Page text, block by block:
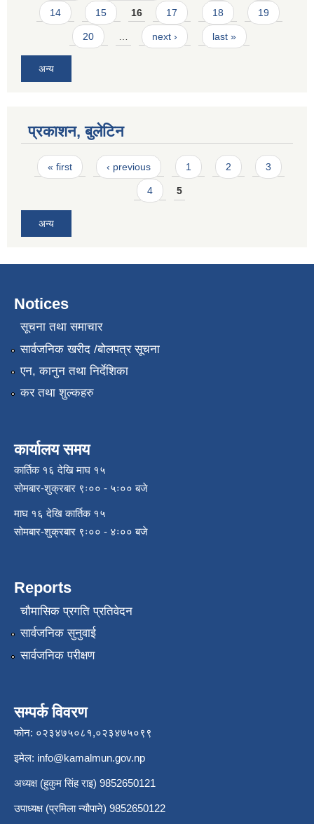
14 15 16 17 18 19
20 next › last »
अन्य
प्रकाशन, बुलेटिन
Pages
« first ‹ previous 1 2 3
4 5
अन्य
Notices
सूचना तथा समाचार
सार्वजनिक खरीद /बोलपत्र सूचना
एन, कानुन तथा निर्देशिका
कर तथा शुल्कहरु
कार्यालय समय
कार्तिक १६ देखि माघ १५
सोमबार-शुक्रबार ९ः०० - ५ः०० बजे
माघ १६ देखि कार्तिक १५
सोमबार-शुक्रबार ९ः०० - ४ः०० बजे
Reports
चौमासिक प्रगति प्रतिवेदन
सार्वजनिक सुनुवाई
सार्वजनिक परीक्षण
सम्पर्क विवरण
फोन: ०२३४७५०८१,०२३४७५०९९
इमेल: info@kamalmun.gov.np
अध्यक्ष (हुकुम सिंह राइ) 9852650121
उपाध्यक्ष (प्रमिला न्यौपाने) 9852650122